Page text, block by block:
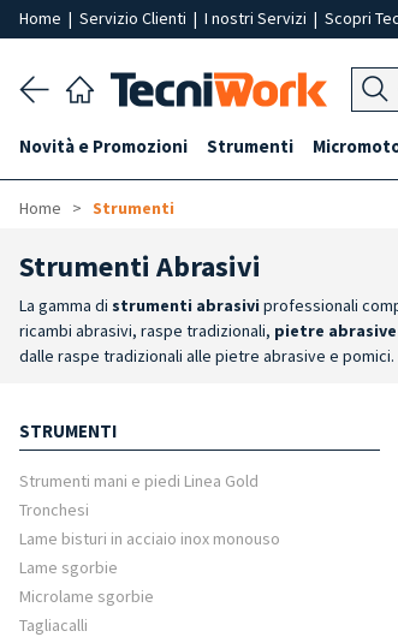
Home | Servizio Clienti | I nostri Servizi | Scopri
Novità e Promozioni Strumenti
Home Strumenti
Strumenti Abrasivi
La gamma di strumenti abrasivi professionali
ricambi abrasivi, raspe tradizionali, pietre abrasive
dalle raspe tradizionali alle pietre abrasive e
igienica.Massima Durata e Sterilizzazione
autoclavabili per assicurare una sanificazione
STRUMENTI
Strumenti mani e piedi Linea Gold
Tronchesi
Lame bisturi in acciaio inox monouso
Lame sgorbie
Microlame sgorbie
Tagliacalli